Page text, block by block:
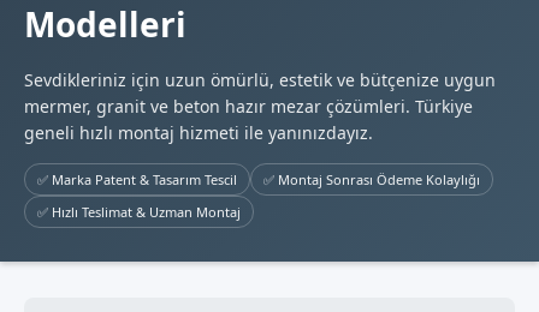
Modelleri
Sevdikleriniz için uzun ömürlü, estetik ve bütçenize uygun
mermer, granit ve beton hazır mezar çözümleri. Türkiye
geneli hızlı montaj hizmeti ile yanınızdayız.
✅ Marka Patent & Tasarım Tescil
✅ Montaj Sonrası Ödeme Kolaylığı
✅ Hızlı Teslimat & Uzman Montaj